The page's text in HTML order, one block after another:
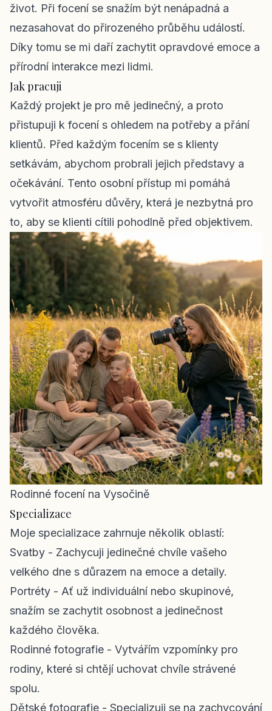
život. Při focení se snažím být nenápadná a
nezasahovat do přirozeného průběhu událostí.
Díky tomu se mi daří zachytit opravdové emoce a
přírodní interakce mezi lidmi.
Jak pracuji
Každý projekt je pro mě jedinečný, a proto
přistupuji k focení s ohledem na potřeby a přání
klientů. Před každým focením se s klienty
setkávám, abychom probrali jejich představy a
očekávání. Tento osobní přístup mi pomáhá
vytvořit atmosféru důvěry, která je nezbytná pro
to, aby se klienti cítili pohodlně před objektivem.
Rodinné focení na Vysočině
Specializace
Moje specializace zahrnuje několik oblastí:
Svatby - Zachycuji jedinečné chvíle vašeho
velkého dne s důrazem na emoce a detaily.
Portréty - Ať už individuální nebo skupinové,
snažím se zachytit osobnost a jedinečnost
každého člověka.
Rodinné fotografie - Vytvářím vzpomínky pro
rodiny, které si chtějí uchovat chvíle strávené
spolu.
Dětské fotografie - Specializuji se na zachycování